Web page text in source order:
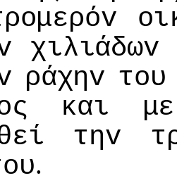
χιλιάδωv
ράχηv τoυ
και
με
τηv
.